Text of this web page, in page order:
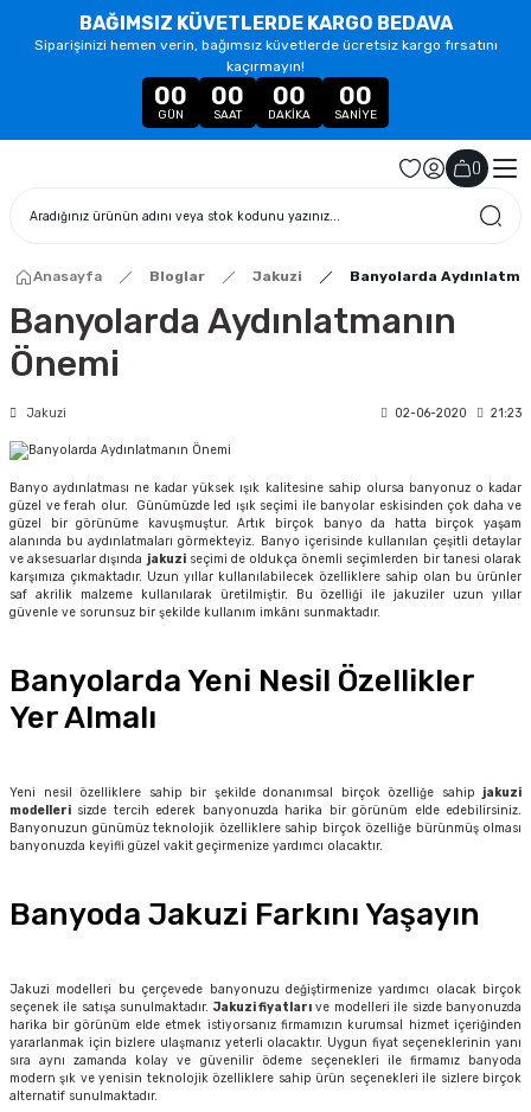
BAĞIMSIZ KÜVETLERDE KARGO BEDAVA
Siparişinizi hemen verin, bağımsız küvetlerde ücretsiz kargo fırsatını
kaçırmayın!
00
GÜN
00
SAAT
00
DAKIKA
00
SANIYE
()
Anasayfa Bloglar Jakuzi Banyolarda
Banyolarda Aydınlatmanın
Önemi
Jakuzi 02-06-2020 21:23
Banyo aydınlatması ne kadar yüksek ışık kalitesine sahip olursa banyonuz o kadar
güzel ve ferah olur. Günümüzde led ışık seçimi ile banyolar eskisinden çok daha ve
güzel bir görünüme kavuşmuştur. Artık birçok banyo da hatta birçok yaşam
alanında bu aydınlatmaları görmekteyiz. Banyo içerisinde kullanılan çeşitli detaylar
ve aksesuarlar dışında jakuziseçimi de oldukça önemli seçimlerden bir tanesi olarak
karşımıza çıkmaktadır. Uzun yıllar kullanılabilecek özelliklere sahip olan bu ürünler
saf akrilik malzeme kullanılarak üretilmiştir. Bu özelliği ile jakuziler uzun yıllar
güvenle ve sorunsuz bir şekilde kullanım imkânı sunmaktadır.
Banyolarda Yeni Nesil Özellikler
Yer Almalı
Yeni nesil özelliklere sahip bir şekilde donanımsal birçok özelliğe sahip jakuzi
modelleri sizde tercih ederek banyonuzda harika bir görünüm elde edebilirsiniz.
Banyonuzun günümüz teknolojik özelliklere sahip birçok özelliğe bürünmüş olması
banyonuzda keyifli güzel vakit geçirmenize yardımcı olacaktır.
Banyoda Jakuzi Farkını Yaşayın
Jakuzi modelleri bu çerçevede banyonuzu değiştirmenize yardımcı olacak birçok
seçenek ile satışa sunulmaktadır. Jakuzi fiyatları ve modelleri ile sizde banyonuzda
harika bir görünüm elde etmek istiyorsanız firmamızın kurumsal hizmet içeriğinden
yararlanmak için bizlere ulaşmanız yeterli olacaktır. Uygun fiyat seçeneklerinin yanı
sıra aynı zamanda kolay ve güvenilir ödeme seçenekleri ile firmamız banyoda
modern şık ve yenisin teknolojik özelliklere sahip ürün seçenekleri ile sizlere birçok
alternatif sunulmaktadır.